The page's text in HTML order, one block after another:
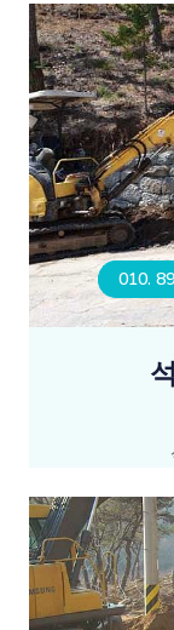
010.